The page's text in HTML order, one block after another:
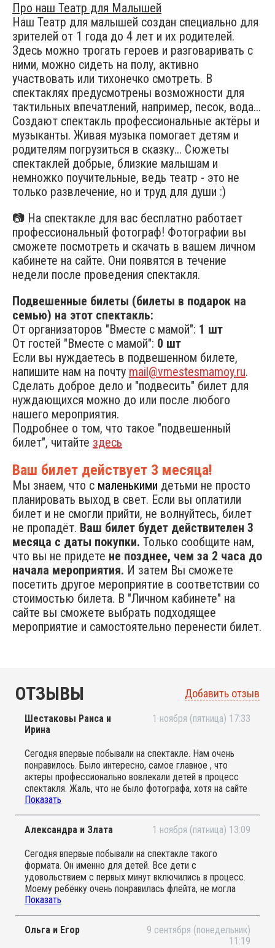
Про наш Театр для Малышей
Наш Театр для малышей создан специально для
зрителей от 1 года до 4 лет и их родителей.
Здесь можно трогать героев и разговаривать с
ними, можно сидеть на полу, активно
участвовать или тихонечко смотреть. В
спектаклях предусмотрены возможности для
тактильных впечатлений, например, песок, вода...
Создают спектакль профессиональные актёры и
музыканты. Живая музыка помогает детям и
родителям погрузиться в сказку... Сюжеты
спектаклей добрые, близкие малышам и
немножко поучительные, ведь театр - это не
только развлечение, но и труд для души :)
📷 На спектакле для вас бесплатно работает
профессиональный фотограф! Фотографии вы
сможете посмотреть и скачать в вашем личном
кабинете на сайте. Они появятся в течение
недели после проведения спектакля.​
Подвешенные билеты (билеты в подарок на
семью) на этот спектакль:
От организаторов "Вместе с мамой": 1 шт
От гостей "Вместе с мамой": 0 шт
Если вы нуждаетесь в подвешенном билете,
напишите нам на почту mail@vmestesmamoy.ru.
Сделать доброе дело и "подвесить" билет для
нуждающихся можно до или после любого
нашего мероприятия.
Подробнее о том, что такое "подвешенный
билет", читайте здесь
Ваш билет действует 3 месяца!
Мы знаем, что с маленькими детьми не просто
планировать выход в свет. Если вы оплатили
билет и не смогли прийти, не волнуйтесь, билет
не пропадёт. Ваш билет будет действителен 3
месяца с даты покупки. Только сообщите нам,
что вы не придете не позднее, чем за 2 часа до
начала мероприятия. И затем Вы сможете
посетить другое мероприятие в соответствии со
стоимостью билета. В "Личном кабинете" на
сайте вы сможете выбрать подходящее
мероприятие и самостоятельно перенести билет.
ОТЗЫВЫ Добавить отзыв
Шестаковы Раиса и
Ирина
1 ноября (пятница) 17:33
Сегодня впервые побывали на спектакле. Нам очень
понравилось. Было интересно, самое главное , что
актеры профессионально вовлекали детей в процесс
спектакля. Жаль, что не было фотографа, хотя на сайте
об этом говориться. Мы на это осень надеялись, так
как нам мамочкам тяжело снимать и одновременно
учавствовать в спектакле.
Показать
Александра и Злата 1 ноября (пятница) 13:09
Сегодня впервые побывали на спектакле такого
формата. Он именно для детей. Все дети с
удовольствием с первых минут включились в процесс.
Моему ребёнку очень понравилась флейта, не могла
оторваться. Рада, что в Бутово есть такой формат для
самых маленьких! Спасибо Вам большое! Всем
советую посетить!
Показать
Ольга и Егор
9 сентября (понедельник)
11:19